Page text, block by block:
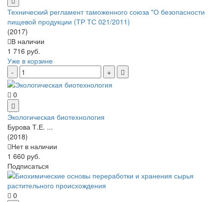
Технический регламент таможенного союза "О безопасности
пищевой продукции (ТР ТС 021/2011)
(2017)
В наличии
1 716 руб.
Уже в корзине
0
Экологическая биотехнология
Бурова Т.Е. ...
(2018)
Нет в наличии
1 660 руб.
Подписаться
0